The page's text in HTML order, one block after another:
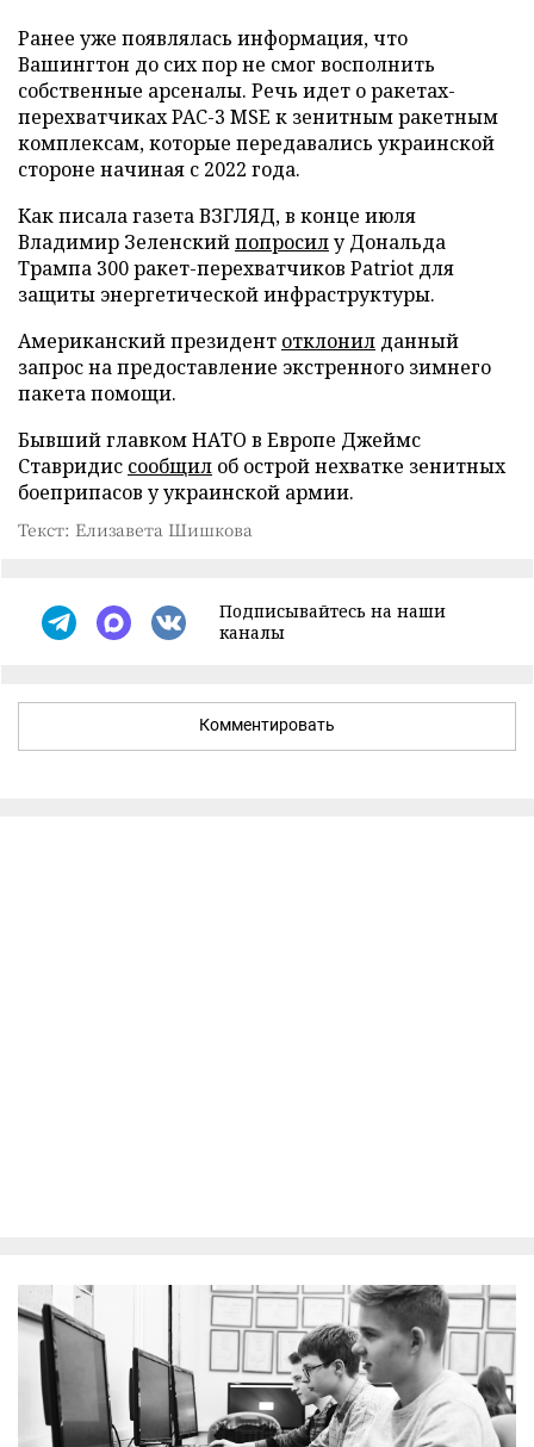
Ранее уже появлялась информация, что
Вашингтон до сих пор не смог восполнить
собственные арсеналы. Речь идет о ракетах-
перехватчиках PAC-3 MSE к зенитным ракетным
комплексам, которые передавались украинской
стороне начиная с 2022 года.
Как писала газета ВЗГЛЯД, в конце июля
Владимир Зеленскийпопросилу Дональда
Трампа 300 ракет-перехватчиков Patriot для
защиты энергетической инфраструктуры.
Американский президент отклонил данный
запрос на предоставление экстренного зимнего
пакета помощи.
Бывший главком НАТО в Европе Джеймс
Ставридис сообщил об острой нехватке зенитных
боеприпасов у украинской армии.
Текст: Елизавета Шишкова
Подписывайтесь на наши
каналы
Комментировать